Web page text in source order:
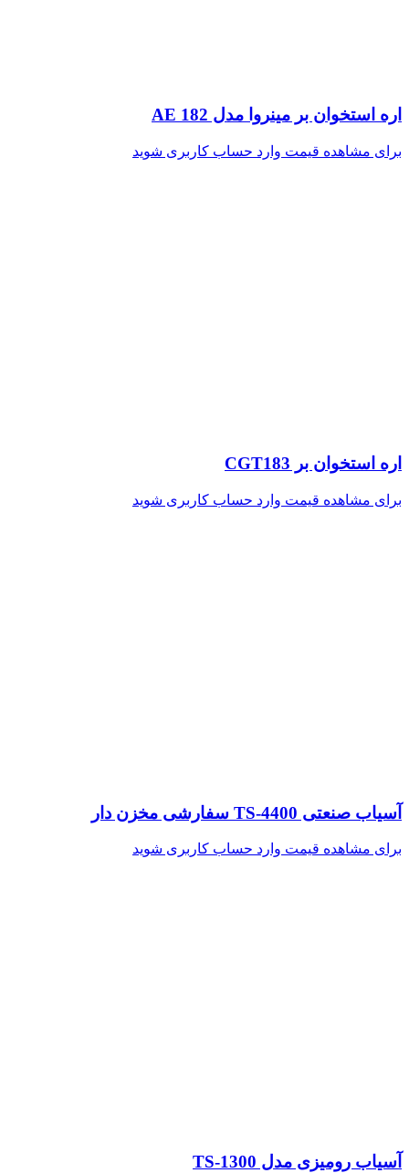
اره استخوان بر مینروا مدل AE 182
برای مشاهده قیمت وارد حساب کاربری شوید
اره استخوان بر CGT183
برای مشاهده قیمت وارد حساب کاربری شوید
آسیاب صنعتی TS-4400 سفارشی مخزن دار
برای مشاهده قیمت وارد حساب کاربری شوید
آسیاب رومیزی مدل TS-1300